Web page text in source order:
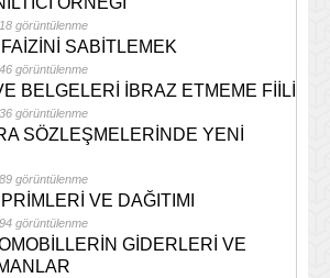
görüntülenme
SABİTLEMEK
görüntülenme
BELGELERİ İBRAZ ETMEME FİİLİ
görüntülenme
SÖZLEŞMELERİNDE YENİ
görüntülenme
VE DAĞITIMI
görüntülenme
GİDERLERİ VE